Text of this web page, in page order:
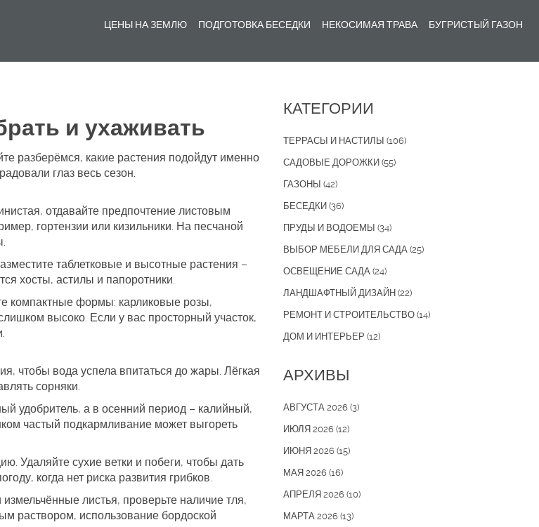
ЦЕНЫ НА ЗЕМЛЮ ПОДГОТОВКА БЕСЕДКИ НЕКОСИМАЯ ТРАВА БУГРИСТЫЙ ГАЗОН
и ухаживать
разберёмся, какие растения подойдут именно
глаз весь сезон.
отдавайте предпочтение листовым
гортензии или кизильники. На песчаной
таблетковые и высотные растения –
хосты, астилы и папоротники.
компактные формы: карликовые розы,
высоко. Если у вас просторный участок,
чтобы вода успела впитаться до жары. Лёгкая
сорняки.
удобритель, а в осенний период – калийный,
частый подкармливание может выгореть
Удаляйте сухие ветки и побеги, чтобы дать
когда нет риска развития грибков.
листья, проверьте наличие тля,
раствором, использование бордоской
КАТЕГОРИИ
ТЕРРАСЫ И НАСТИЛЫ (106)
САДОВЫЕ ДОРОЖКИ (55)
ГАЗОНЫ (42)
БЕСЕДКИ (36)
ПРУДЫ И ВОДОЕМЫ (34)
ВЫБОР МЕБЕЛИ ДЛЯ САДА (25)
ОСВЕЩЕНИЕ САДА (24)
ЛАНДШАФТНЫЙ ДИЗАЙН (22)
РЕМОНТ И СТРОИТЕЛЬСТВО (14)
ДОМ И ИНТЕРЬЕР (12)
АРХИВЫ
АВГУСТА 2026 (3)
ИЮЛЯ 2026 (12)
ИЮНЯ 2026 (15)
МАЯ 2026 (16)
АПРЕЛЯ 2026 (10)
МАРТА 2026 (13)